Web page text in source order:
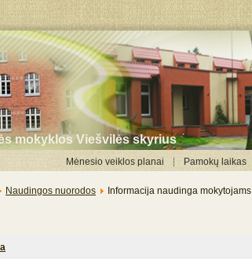
mokyklos Viešvilės skyrius
Mėnesio veiklos planai Pamokų laikas
Naudingos nuorodos Informacija naudinga mokytojams